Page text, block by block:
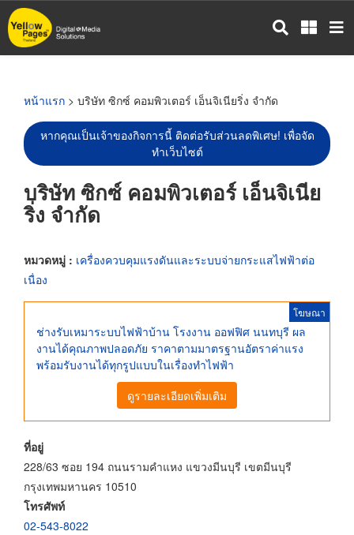
ข้าม
ไป
หน้าแรก > บริษัท ซิกซ์ คอมพิวเตอร์ เอ็นจิเนียริ่ง จำกัด
หากคุณเป็นเจ้าของกิจการนี้ ติดต่อรับส่วนลดพิเศษ! เพื่อจัด
ทำเว็บไซต์
บริษัท ซิกซ์ คอมพิวเตอร์ เอ็นจิเนีย
ริ่ง จำกัด
หมวดหมู่ : เครื่องควบคุมแรงดันและระบบจ่ายกระแสไฟฟ้าต่อ
เนื่อง
โฆษณา
ช่างรับเหมาระบบไฟฟ้าบ้าน โรงงาน ออฟฟิศ นนทบุรี ผล
งานได้คุณภาพปลอดภัย ราคาตามมาตรฐานอัตราค่าแรง
พร้อมรับงานได้ทุกรูปแบบในเรื่องทำไฟฟ้า
ดูรายละเอียดเพิ่มเติม
ที่อยู่
228/63 ซอย 194 ถนนรามคำแหง แขวงมีนบุรี เขตมีนบุรี
กรุงเทพมหานคร 10510
โทรศัพท์
02-543-8022